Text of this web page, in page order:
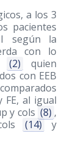
a los 3
pacientes
según la
con lo
(2)
quien
con EEB
FE, al igual
y cols (8) ,
(14)y